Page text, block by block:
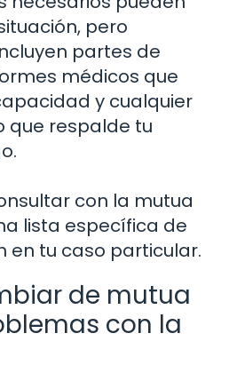
pero
partes de
médicos que
y cualquier
que respalde tu
con la mutua
lista específica de
en tu caso particular.
de mutua
con la